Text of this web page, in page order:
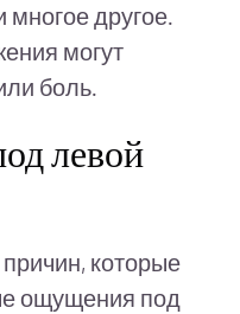
другое.
могут
боль.
левой
которые
ощущения под